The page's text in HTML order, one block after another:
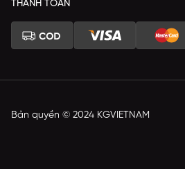
THANH TOÁN
Bản quyền © 2024 KGVIETNAM